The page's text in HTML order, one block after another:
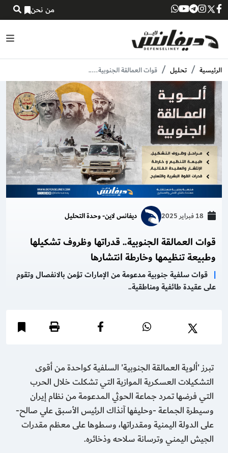
من نحن
الرئيسية تحـلـيل قوات العمالقة الجنوبية.....
18 فبراير 2025 ديفانس لاين- وحدة التحليل
قوات العمالقة الجنوبية.. قدراتها وظروف تشكيلها
وطبيعة تنظيمها وخارطة انتشارها
| قوات سلفية جنوبية مدعومة من الإمارات تؤمن بالانفصال وتقوم
على عقيدة طائفية ومناطقية..
تبرز 'ألوية العمالقة الجنوبية' السلفية كواحدة من أقوى
التشكيلات العسكرية الموازية التي تشكلت خلال الحرب
التي فرضها تمرد جماعة الحوثي المدعومة من نظام إيران
وسيطرة الجماعة -وحليفها آنذاك الرئيس الأسبق علي صالح-
على الدولة اليمنية ومقدراتها، وسطوها على معظم مقدرات
الجيش اليمني وترسانة سلاحه وذخائره.